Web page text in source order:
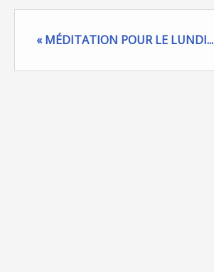
« MÉDITATION POUR LE LUNDI...